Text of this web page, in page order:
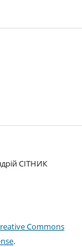
СІТНИК
Commons
.